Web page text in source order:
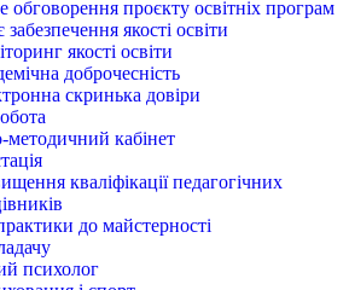
обговорення проєкту освітніх програм
якості освіти
якості освіти
доброчесність
скринька довіри
методичний кабінет
кваліфікації педагогічних
до майстерності
психолог